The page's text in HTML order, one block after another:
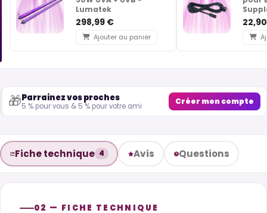
Lumatek
298,99 €
Ajouter au panier
🎁Parrainez vos proches
5 % pour vous & 5 % pour votre ami Créer mon compte
Fiche technique 4 Avis Questions
02 — FICHE TECHNIQUE